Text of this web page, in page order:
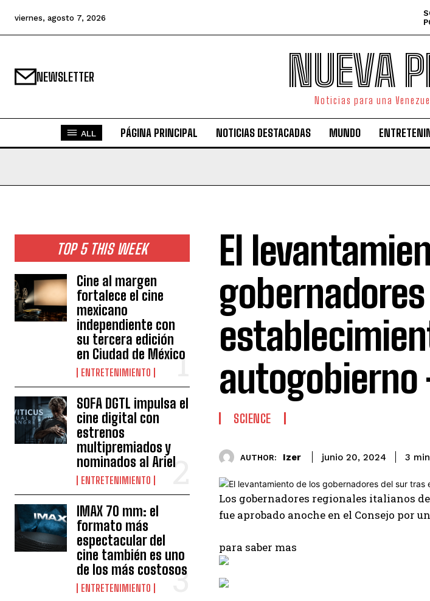
viernes, agosto 7, 2026
NEWSLETTER NUEVA
Noticias para una
ALL PÁGINA PRINCIPAL NOTICIAS DESTACADAS MUNDO
TOP 5 THIS WEEK
Cine al margen
fortalece el cine
mexicano
independiente con
su tercera edición
en Ciudad de México
ENTRETENIMIENTO
SOFA DGTL impulsa el
cine digital con
estrenos
multipremiados y
nominados al Ariel
ENTRETENIMIENTO
IMAX 70 mm: el
formato más
espectacular del
cine también es uno
de los más costosos
ENTRETENIMIENTO
El
autogobierno
SCIENCE
AUTHOR: Izer junio 20, 2024 3
Los gobernadores regionales italianos
fue aprobado anoche en el Consejo por
para saber mas